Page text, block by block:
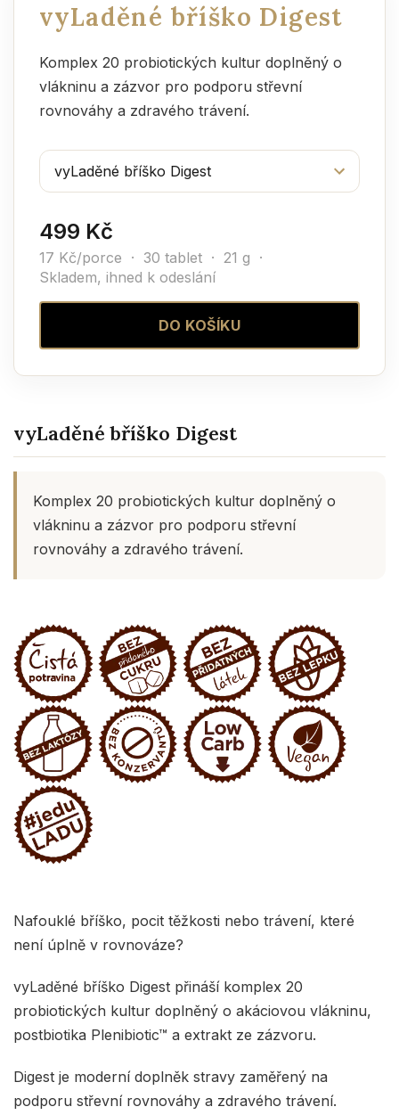
vyLaděné bříško Digest
Komplex 20 probiotických kultur doplněný o
vlákninu a zázvor pro podporu střevní
rovnováhy a zdravého trávení.
499 Kč
17 Kč/porce · 30 tablet · 21 g ·
Skladem, ihned k odeslání
DO KOŠÍKU
vyLaděné bříško Digest
Komplex 20 probiotických kultur doplněný o
vlákninu a zázvor pro podporu střevní
rovnováhy a zdravého trávení.
Nafouklé bříško, pocit těžkosti nebo trávení, které
není úplně v rovnováze?
vyLaděné bříško Digest přináší komplex 20
probiotických kultur doplněný o akáciovou vlákninu,
postbiotika Plenibiotic™ a extrakt ze zázvoru.
Digest je moderní doplněk stravy zaměřený na
podporu střevní rovnováhy a zdravého trávení.